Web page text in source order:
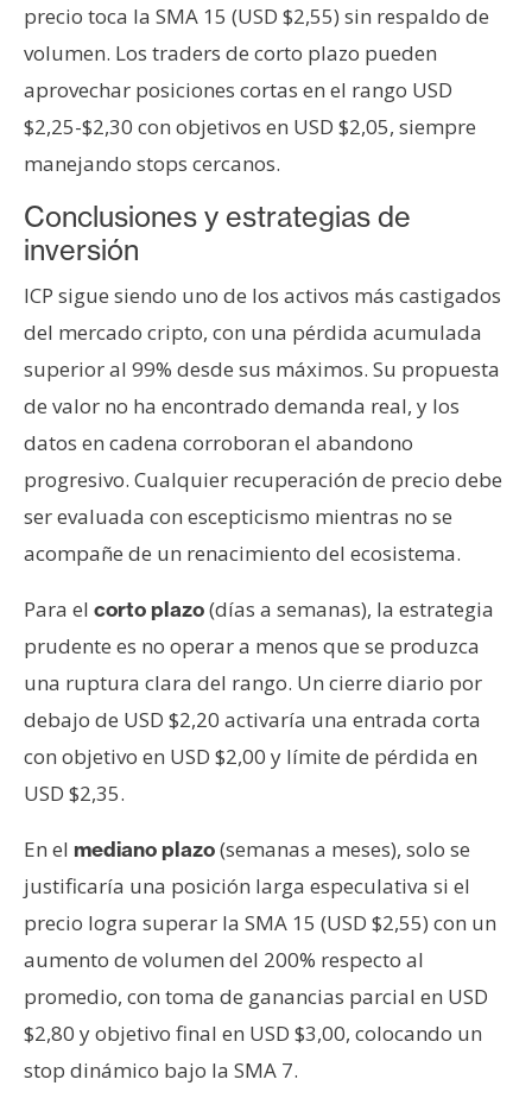
precio toca la SMA 15 (USD $2,55) sin respaldo de
volumen. Los traders de corto plazo pueden
aprovechar posiciones cortas en el rango USD
$2,25-$2,30 con objetivos en USD $2,05, siempre
manejando stops cercanos.
Conclusiones y estrategias de
inversión
ICP sigue siendo uno de los activos más castigados
del mercado cripto, con una pérdida acumulada
superior al 99% desde sus máximos. Su propuesta
de valor no ha encontrado demanda real, y los
datos en cadena corroboran el abandono
progresivo. Cualquier recuperación de precio debe
ser evaluada con escepticismo mientras no se
acompañe de un renacimiento del ecosistema.
Para el corto plazo(días a semanas), la estrategia
prudente es no operar a menos que se produzca
una ruptura clara del rango. Un cierre diario por
debajo de USD $2,20 activaría una entrada corta
con objetivo en USD $2,00 y límite de pérdida en
USD $2,35.
En el mediano plazo(semanas a meses), solo se
justificaría una posición larga especulativa si el
precio logra superar la SMA 15 (USD $2,55) con un
aumento de volumen del 200% respecto al
promedio, con toma de ganancias parcial en USD
$2,80 y objetivo final en USD $3,00, colocando un
stop dinámico bajo la SMA 7.